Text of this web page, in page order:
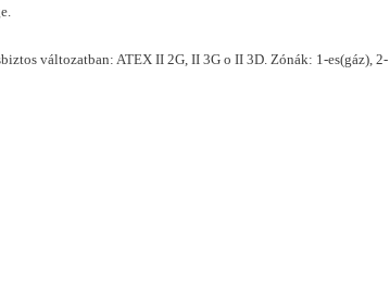
változatban: ATEX II 2G, II 3G o II 3D. Zónák: 1-es(gáz), 2-